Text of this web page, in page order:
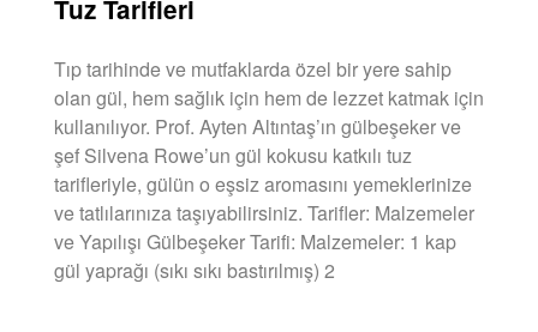
Tuz Tarifleri
Tıp tarihinde ve mutfaklarda özel bir yere sahip
olan gül, hem sağlık için hem de lezzet katmak için
kullanılıyor. Prof. Ayten Altıntaş’ın gülbeşeker ve
şef Silvena Rowe’un gül kokusu katkılı tuz
tarifleriyle, gülün o eşsiz aromasını yemeklerinize
ve tatlılarınıza taşıyabilirsiniz. Tarifler: Malzemeler
ve Yapılışı Gülbeşeker Tarifi: Malzemeler: 1 kap
gül yaprağı (sıkı sıkı bastırılmış) 2